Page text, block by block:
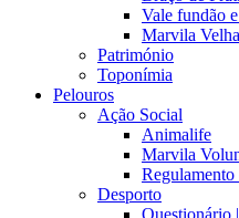
Vale fundão
Marvila
Património
Toponímia
Pelouros
Ação Social
Animalife
Marvila
Desporto
Questionário